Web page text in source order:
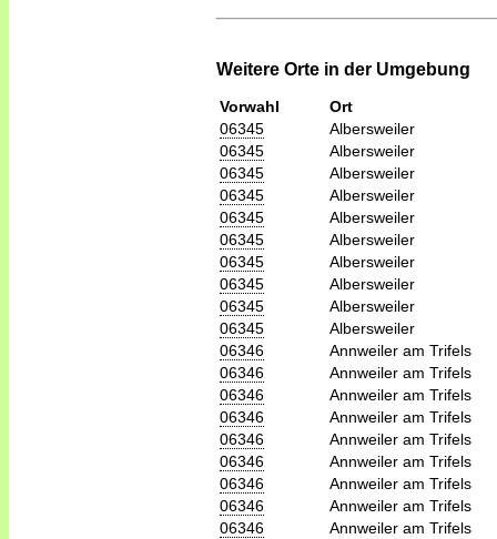
Weitere Orte in der Umgebung
Vorwahl
Ort
06345
Albersweiler
06345
Albersweiler
06345
Albersweiler
06345
Albersweiler
06345
Albersweiler
06345
Albersweiler
06345
Albersweiler
06345
Albersweiler
06345
Albersweiler
06345
Albersweiler
06346
Annweiler am Trifels
06346
Annweiler am Trifels
06346
Annweiler am Trifels
06346
Annweiler am Trifels
06346
Annweiler am Trifels
06346
Annweiler am Trifels
06346
Annweiler am Trifels
06346
Annweiler am Trifels
06346
Annweiler am Trifels